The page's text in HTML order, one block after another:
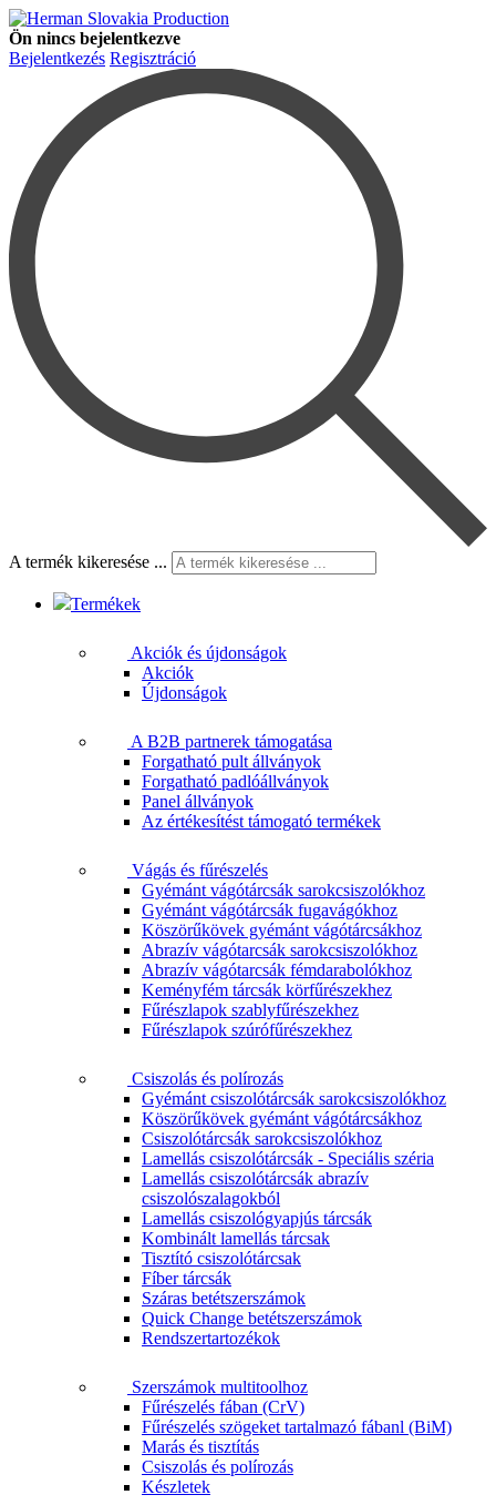
Ön nincs bejelentkezve
Bejelentkezés Regisztráció
A termék kikeresése ...
Termékek
Akciók és újdonságok
Akciók
Újdonságok
A B2B partnerek támogatása
Forgatható pult állványok
Forgatható padlóállványok
Panel állványok
Az értékesítést támogató termékek
Vágás és fűrészelés
Gyémánt vágótárcsák sarokcsiszolókhoz
Gyémánt vágótárcsák fugavágókhoz
Köszörűkövek gyémánt vágótárcsákhoz
Abrazív vágótarcsák sarokcsiszolókhoz
Abrazív vágótarcsák fémdarabolókhoz
Keményfém tárcsák körfűrészekhez
Fűrészlapok szablyfűrészekhez
Fűrészlapok szúrófűrészekhez
Csiszolás és polírozás
Gyémánt csiszolótárcsák sarokcsiszolókhoz
Köszörűkövek gyémánt vágótárcsákhoz
Csiszolótárcsák sarokcsiszolókhoz
Lamellás csiszolótárcsák - Speciális széria
Lamellás csiszolótárcsák abrazív
csiszolószalagokból
Lamellás csiszológyapjús tárcsák
Kombinált lamellás tárcsak
Tisztító csiszolótárcsak
Fíber tárcsák
Száras betétszerszámok
Quick Change betétszerszámok
Rendszertartozékok
Szerszámok multitoolhoz
Fűrészelés fában (CrV)
Fűrészelés szögeket tartalmazó fábanl (BiM)
Marás és tisztítás
Csiszolás és polírozás
Készletek